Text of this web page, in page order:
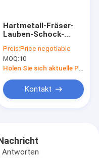
Hartmetall-Fräser-
Lauben-Schock-
X160
Preis:Price negotiable
MOQ:10
Kontakt
Antworten